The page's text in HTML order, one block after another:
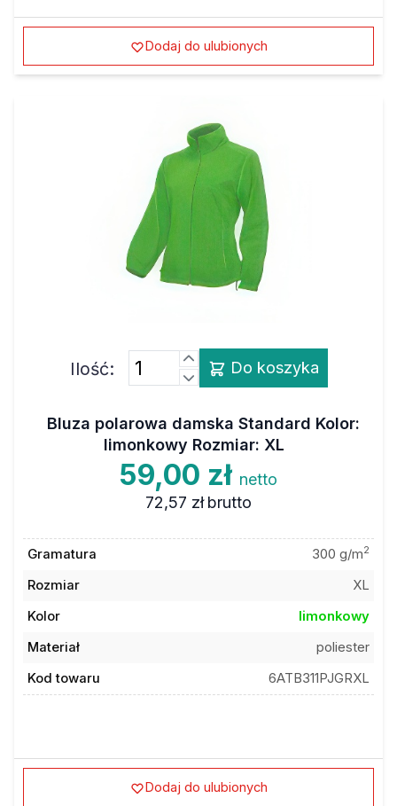
Dodaj do ulubionych
Ilość: Do koszyka
Bluza polarowa damska Standard Kolor:
limonkowy Rozmiar: XL
59,00 zł netto
72,57 zł brutto
Gramatura 300 g/m2
Rozmiar
XL
Kolor
limonkowy
Materiał
poliester
Kod towaru
6ATB311PJGRXL
Dodaj do ulubionych